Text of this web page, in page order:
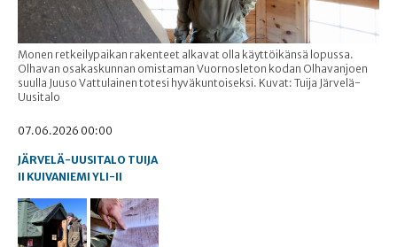
Monen retkeilypaikan rakenteet alkavat olla käyttöikänsä lopussa.
Olhavan osakaskunnan omistaman Vuornosleton kodan Olhavanjoen
suulla Juuso Vattulainen totesi hyväkuntoiseksi. Kuvat: Tuija Järvelä-
Uusitalo
07.06.2026 00:00
JÄRVELÄ-UUSITALO TUIJA
II KUIVANIEMI YLI-II